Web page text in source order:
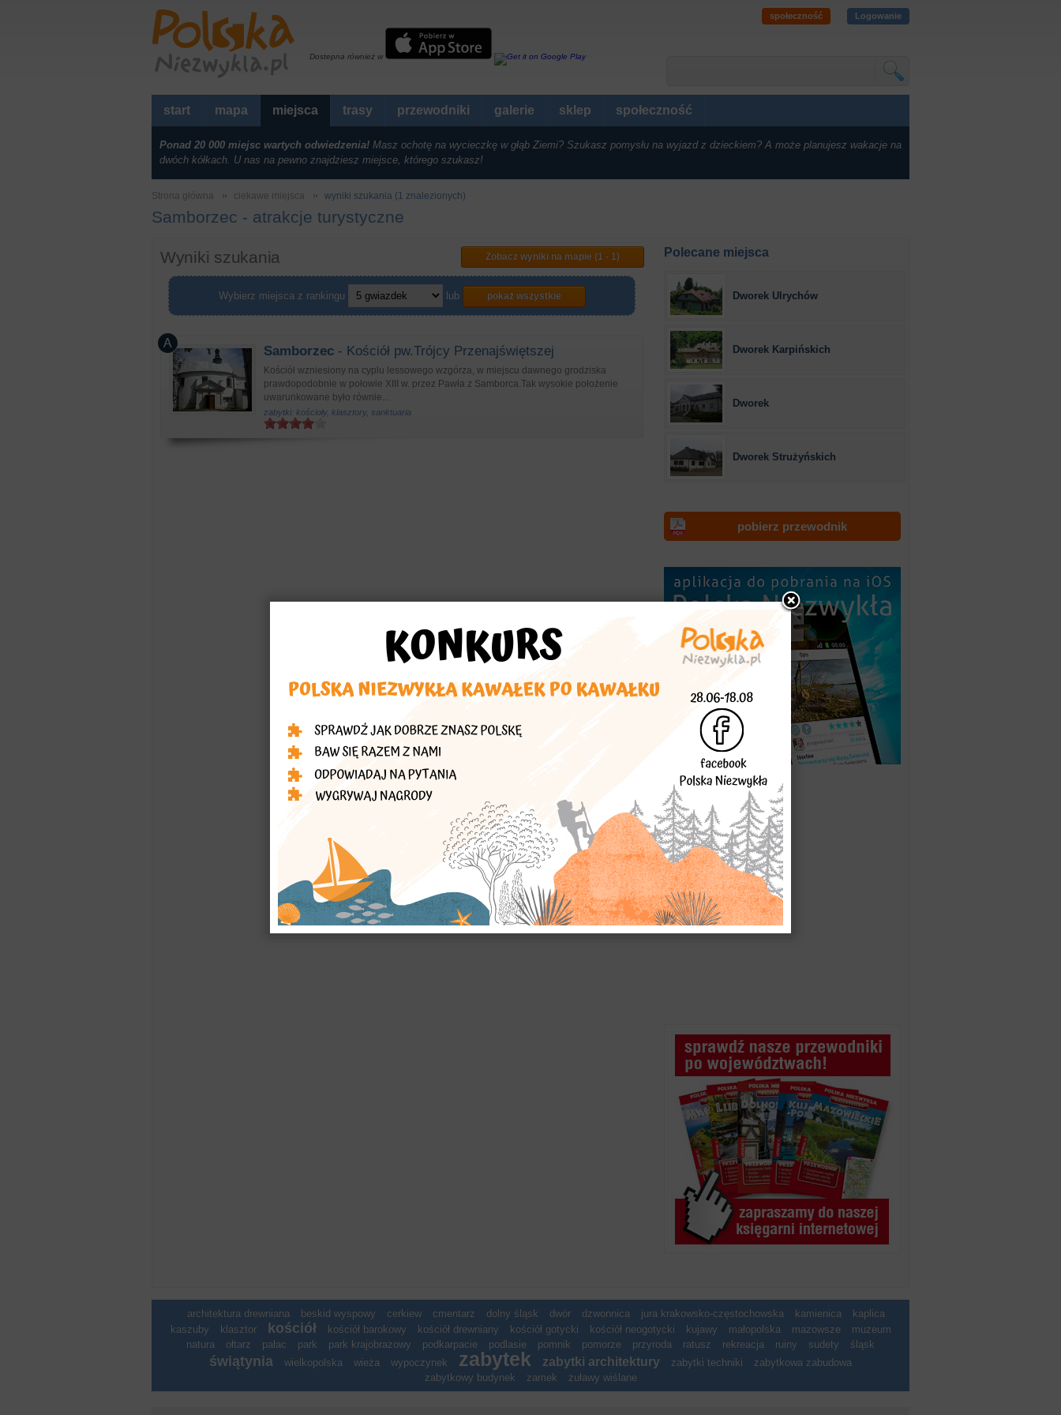
Dostepna również w
społeczność Logowanie
start mapa miejsca trasy przewodniki galerie sklep społeczność
Ponad 20 000 miejsc wartych odwiedzenia! Masz ochotę na wycieczkę w głąb Ziemi? Szukasz pomysłu na wyjazd z dzieckiem? A może planujesz wakacje na
dwóch kółkach. U nas na pewno znajdziesz miejsce, którego szukasz!
Strona główna ciekawe miejsca wyniki szukania (1 znalezionych)
Samborzec - atrakcje turystyczne
Wyniki szukania Zobacz wyniki na mapie (1 - 1)
Wybierz miejsca z rankingu lub pokaż wszystkie
Samborzec - Kościół pw.Trójcy Przenajświętszej
Kościół wzniesiony na cyplu lessowego wzgórza, w miejscu dawnego grodziska
prawdopodobnie w połowie XIII w. przez Pawła z Samborca.Tak wysokie położenie
uwarunkowane było równie...
zabytki: kościoły, klasztory, sanktuaria
Polecane miejsca
Dworek Ulrychów
Dworek Karpińskich
Dworek
Dworek Strużyńskich
architektura drewniana beskid wyspowy cerkiew cmentarz dolny śląsk dwór dzwonnica jura krakowsko-częstochowska kamienica
kaplica
kaszuby
klasztor kościół kościół barokowy kościół drewniany kościół gotycki kościół neogotycki kujawy małopolska mazowsze
muzeum
natura
ołtarz pałac park park krajobrazowy podkarpacie podlasie pomnik pomorze przyroda ratusz rekreacja ruiny sudety śląsk
świątynia wielkopolska wieża wypoczynek zabytek zabytki architektury zabytki techniki
zabytkowa zabudowa
zabytkowy budynek
zamek żuławy wiślane